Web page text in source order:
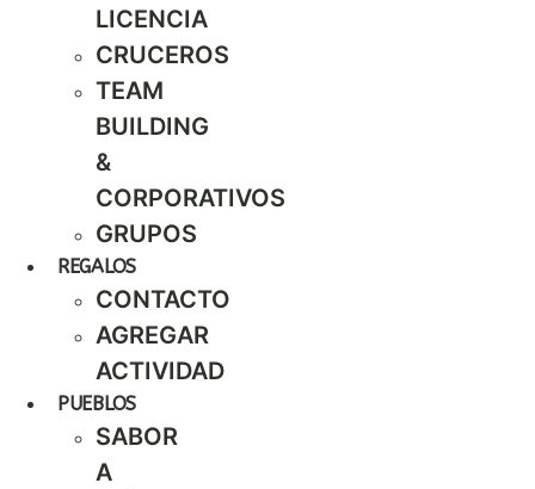
LICENCIA
CRUCEROS
TEAM
BUILDING
&
CORPORATIVOS
GRUPOS
REGALOS
CONTACTO
AGREGAR
ACTIVIDAD
PUEBLOS
SABOR
A